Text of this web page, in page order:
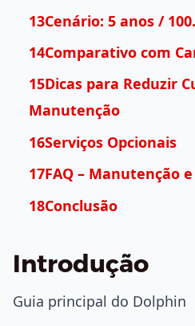
13Cenário: 5 anos /
14Comparativo com
15Dicas para Reduzir
Manutenção
16Serviços Opcionais
17FAQ – Manutenção
18Conclusão
Introdução
Guia principal do Dolphin